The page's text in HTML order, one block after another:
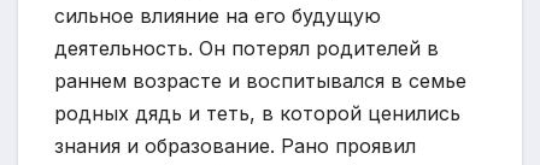
сильное влияние на его будущую
деятельность. Он потерял родителей в
раннем возрасте и воспитывался в семье
родных дядь и теть, в которой ценились
знания и образование. Рано проявил